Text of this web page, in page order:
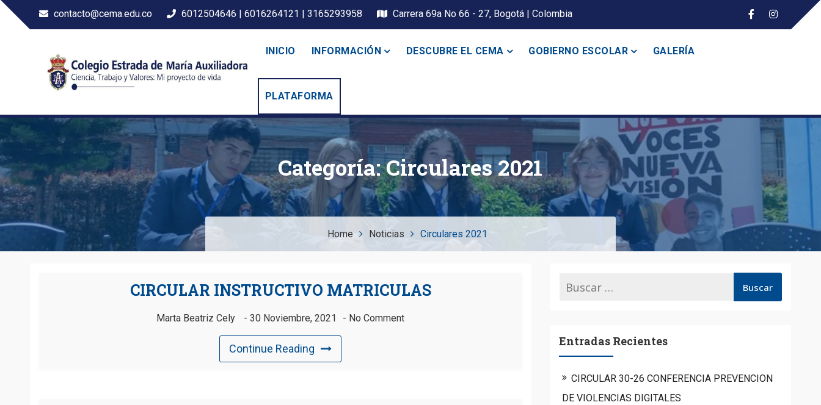
contacto@cema.edu.co 6012504646 | 6016264121 | 3165293958 Carrera 69a No 66 - 27, Bogotá | Colombia
Colegio Estrada María Auxiliadora
INICIO INFORMACIÓN DESCUBRE EL CEMA GOBIERNO ESCOLAR GALERÍA
PLATAFORMA
Categoría:Circulares 2021
Home Noticias Circulares 2021
CIRCULAR INSTRUCTIVO MATRICULAS
Marta Beatriz Cely 30 Noviembre, 2021 No Comment
Continue Reading
Entradas Recientes
CIRCULAR 30-26 CONFERENCIA PREVENCION
DE VIOLENCIAS DIGITALES